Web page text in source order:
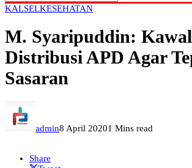
KALSELKESEHATAN
M. Syaripuddin: Kawal
Distribusi APD Agar
Sasaran
admin8 April 20201 Mins read
Share